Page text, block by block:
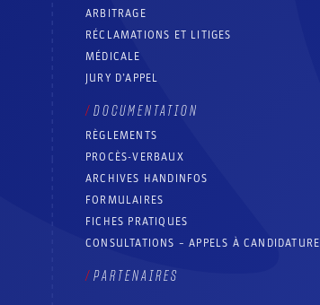
ARBITRAGE
RÉCLAMATIONS ET LITIGES
MÉDICALE
JURY D’APPEL
DOCUMENTATION
RÈGLEMENTS
PROCÈS-VERBAUX
ARCHIVES HANDINFOS
FORMULAIRES
FICHES PRATIQUES
CONSULTATIONS – APPELS À CANDIDATURE
PARTENAIRES